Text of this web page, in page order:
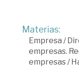
Materias:
Empresa /
empresas.
empresas/